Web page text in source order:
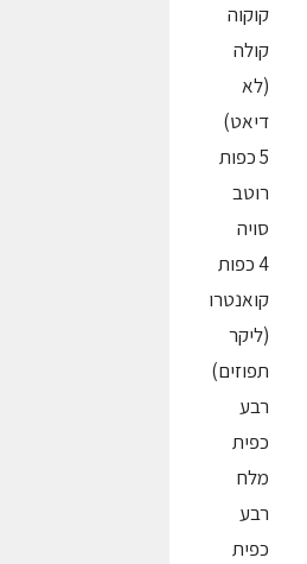
קוקוה
קולה
(לא
דיאט)
5 כפות
רוטב
סויה
4 כפות
קואנטרו
(ליקר
תפוזים)
רבע
כפית
מלח
רבע
כפית